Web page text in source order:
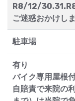
R8/12/
ご迷惑おかけし
駐車場
有り
バイク専用屋根
自賠責で来院の